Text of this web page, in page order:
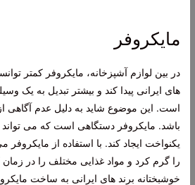
مایکروفر
در بین لوازم آشپزخانه، مایکروفر کمتر
های ایرانی پیدا کند و بیشتر تبدیل به یک
است. این موضوع شاید به دلیل عدم آگاهی از
باشد. مایکروفر دستگاهی است که می
یکنواخت ایجاد کند. با استفاده از
را گرم کرد و مواد غذایی مختلف را در زمان
خوشبختانه برند های ایرانی به ساخت